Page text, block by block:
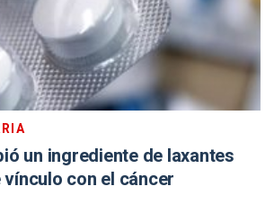
un ingrediente de laxantes
con el cáncer